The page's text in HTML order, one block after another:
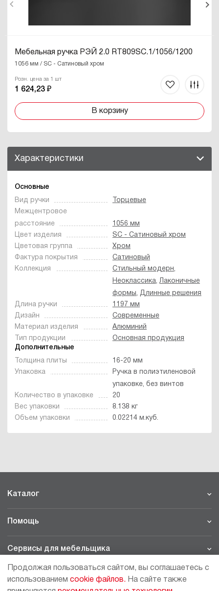
Мебельная ручка РЭЙ 2.0 RT809SC.1/1056/1200
1056 мм / SC - Сатиновый хром
Розн. цена за 1 шт
1 624,23 ₽
В корзину
Характеристики
Основные
Вид ручки
Торцевые
Межцентровое
расстояние
1056 мм
Цвет изделия
SC - Сатиновый хром
Цветовая группа
Хром
Фактура покрытия
Сатиновый
Коллекция
Стильный модерн,
Неоклассика,Лаконичные
формы, Длинные решения
Длина ручки
1197 мм
Дизайн
Современные
Материал изделия
Алюминий
Тип продукции
Основная продукция
Дополнительные
Толщина плиты
16-20 мм
Упаковка
Ручка в полиэтиленовой
упаковке, без винтов
Количество в упаковке
20
Вес упаковки
8.138 кг
Объем упаковки
0.02214 м.куб.
Каталог
Помощь
Сервисы для мебельщика
Продолжая пользоваться сайтом, вы соглашаетесь с
использованием cookie файлов. На сайте также